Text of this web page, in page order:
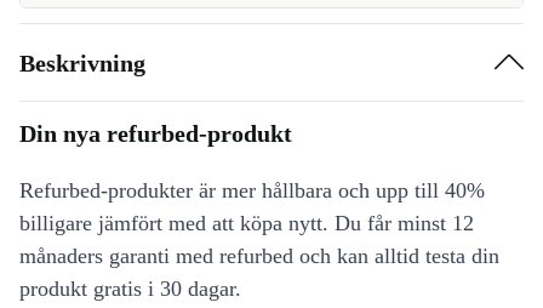
Beskrivning
Din nya refurbed-produkt
Refurbed-produkter är mer hållbara och upp till 40%
billigare jämfört med att köpa nytt. Du får minst 12
månaders garanti med refurbed och kan alltid testa din
produkt gratis i 30 dagar.